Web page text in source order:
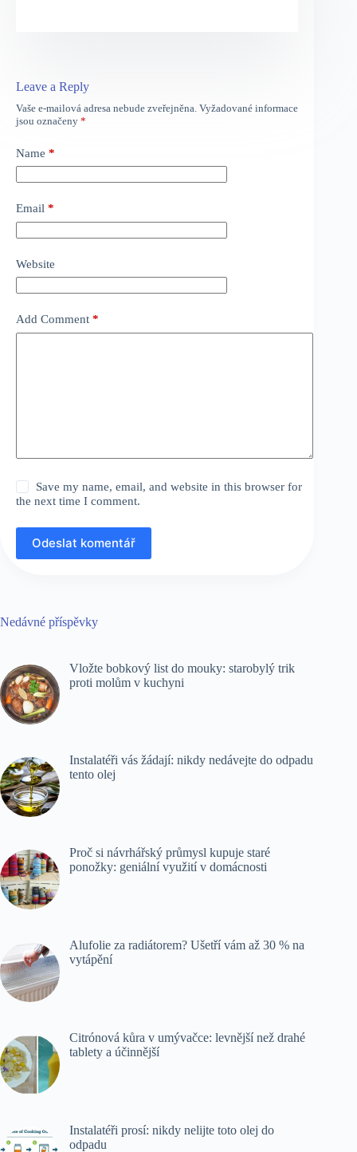
Leave a Reply
Vaše e-mailová adresa nebude zveřejněna. Vyžadované informace
jsou označeny *
Name *
Email *
Website
Add Comment *
Save my name, email, and website in this browser for
the next time I comment.
Odeslat komentář
Nedávné příspěvky
Vložte bobkový list do mouky: starobylý trik
proti molům v kuchyni
Instalatéři vás žádají: nikdy nedávejte do odpadu
tento olej
Proč si návrhářský průmysl kupuje staré
ponožky: geniální využití v domácnosti
Alufolie za radiátorem? Ušetří vám až 30 % na
vytápění
Citrónová kůra v umývačce: levnější než drahé
tablety a účinnější
Instalatéři prosí: nikdy nelijte toto olej do
odpadu